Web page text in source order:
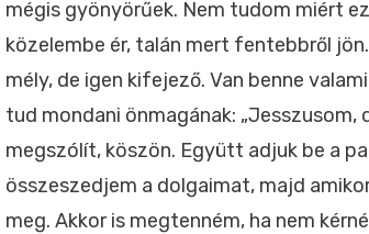
mégis gyönyörűek. Nem tudom miért
közelembe ér, talán mert fentebbről
mély, de igen kifejező. Van benne
tud mondani önmagának: „Jesszusom,
megszólít, köszön. Együtt adjuk be a
összeszedjem a dolgaimat, majd
meg. Akkor is megtenném, ha nem